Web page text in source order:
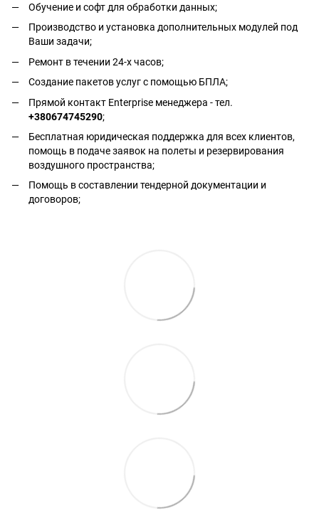
Обучение и софт для обработки данных;
Производство и установка дополнительных модулей под
Ваши задачи;
Ремонт в течении 24-х часов;
Создание пакетов услуг с помощью БПЛА;
Прямой контакт Enterprise менеджера - тел.
+380674745290;
Бесплатная юридическая поддержка для всех клиентов,
помощь в подаче заявок на полеты и резервирования
воздушного пространства;
Помощь в составлении тендерной документации и
договоров;